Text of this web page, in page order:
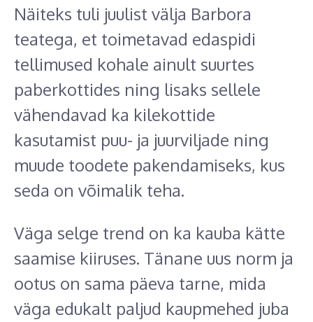
Näiteks tuli juulist välja Barbora
teatega, et toimetavad edaspidi
tellimused kohale ainult suurtes
paberkottides ning lisaks sellele
vähendavad ka kilekottide
kasutamist puu- ja juurviljade ning
muude toodete pakendamiseks, kus
seda on võimalik teha.
Väga selge trend on ka kauba kätte
saamise kiiruses. Tänane uus norm ja
ootus on sama päeva tarne, mida
väga edukalt paljud kaupmehed juba